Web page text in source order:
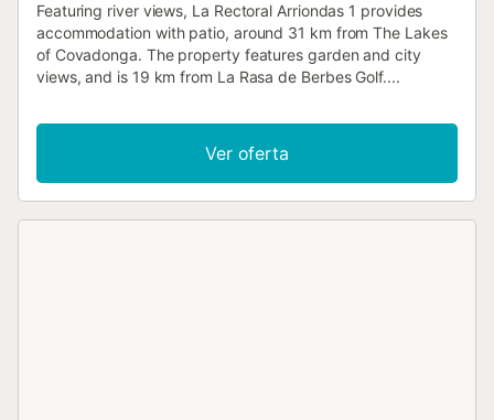
Featuring river views, La Rectoral Arriondas 1 provides
accommodation with patio, around 31 km from The Lakes
of Covadonga. The property features garden and city
views, and is 19 km from La Rasa de Berbes Golf....
Ver oferta